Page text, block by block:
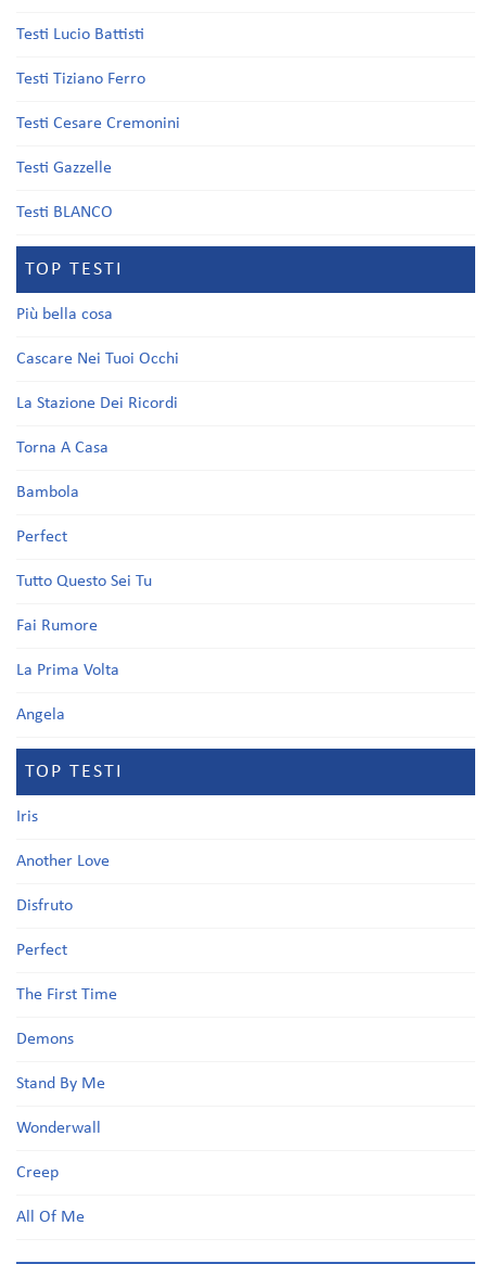
Testi Lucio Battisti
Testi Tiziano Ferro
Testi Cesare Cremonini
Testi Gazzelle
Testi BLANCO
TOP TESTI
Più bella cosa
Cascare Nei Tuoi Occhi
La Stazione Dei Ricordi
Torna A Casa
Bambola
Perfect
Tutto Questo Sei Tu
Fai Rumore
La Prima Volta
Angela
TOP TESTI
Iris
Another Love
Disfruto
Perfect
The First Time
Demons
Stand By Me
Wonderwall
Creep
All Of Me